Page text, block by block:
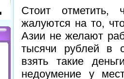
Стоит
жалуются на то,
Азии не желают
тысячи рублей в
взять такие
недоумение у